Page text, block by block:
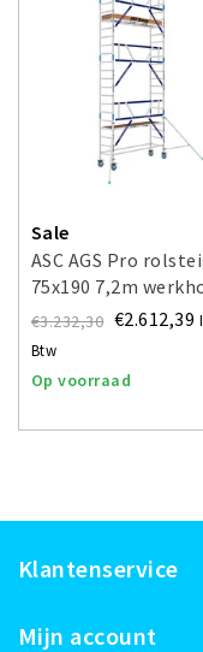
Sale
ASC AGS Pro
75x190 7,2m
voorloopleuning
€3.232,30 €2.612,39
Btw
Op voorraad
Klantenservice
Mijn account